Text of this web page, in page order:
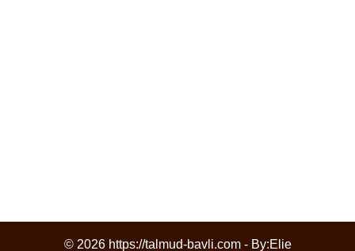
© 2026 https://talmud-bavli.com - By:Elie